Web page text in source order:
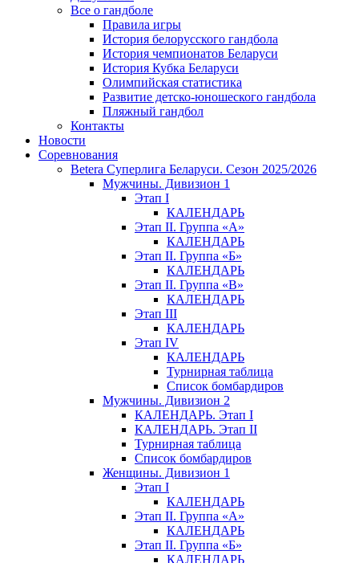
Все о гандболе
Правила игры
История белорусского гандбола
История чемпионатов Беларуси
История Кубка Беларуси
Олимпийская статистика
Развитие детско-юношеского гандбола
Пляжный гандбол
Контакты
Новости
Соревнования
Betera Суперлига Беларуси. Сезон 2025/2026
Мужчины. Дивизион 1
Этап I
КАЛЕНДАРЬ
Этап II. Группа «А»
КАЛЕНДАРЬ
Этап II. Группа «Б»
КАЛЕНДАРЬ
Этап II. Группа «В»
КАЛЕНДАРЬ
Этап III
КАЛЕНДАРЬ
Этап IV
КАЛЕНДАРЬ
Турнирная таблица
Список бомбардиров
Мужчины. Дивизион 2
КАЛЕНДАРЬ. Этап I
КАЛЕНДАРЬ. Этап II
Турнирная таблица
Список бомбардиров
Женщины. Дивизион 1
Этап I
КАЛЕНДАРЬ
Этап II. Группа «А»
КАЛЕНДАРЬ
Этап II. Группа «Б»
КАЛЕНДАРЬ